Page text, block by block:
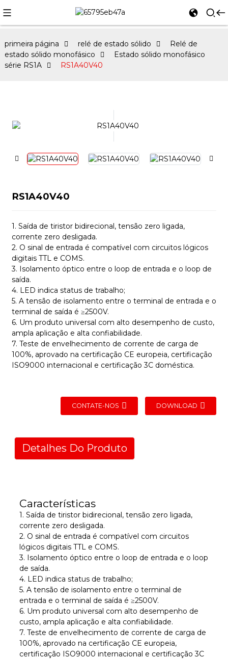
primeira página relé de estado sólido
Relé de
estado sólido monofásico
Estado sólido monofásico
série RS1A
RS1A40V40
RS1A40V40
1. Saída de tiristor bidirecional, tensão zero ligada,
corrente zero desligada.
2. O sinal de entrada é compatível com circuitos lógicos
digitais TTL e COMS.
3. Isolamento óptico entre o loop de entrada e o loop de
saída.
4. LED indica status de trabalho;
5. A tensão de isolamento entre o terminal de entrada e o
terminal de saída é ≥2500V.
6. Um produto universal com alto desempenho de custo,
ampla aplicação e alta confiabilidade.
7. Teste de envelhecimento de corrente de carga de
100%, aprovado na certificação CE europeia, certificação
ISO9000 internacional e certificação 3C doméstica.
CONTATE-NOS DOWNLOAD
Detalhes Do Produto
Características
1. Saída de tiristor bidirecional, tensão zero ligada,
corrente zero desligada.
2. O sinal de entrada é compatível com circuitos
lógicos digitais TTL e COMS.
3. Isolamento óptico entre o loop de entrada e o loop
de saída.
4. LED indica status de trabalho;
5. A tensão de isolamento entre o terminal de
entrada e o terminal de saída é ≥2500V.
6. Um produto universal com alto desempenho de
custo, ampla aplicação e alta confiabilidade.
7. Teste de envelhecimento de corrente de carga de
100%, aprovado na certificação CE europeia,
certificação ISO9000 internacional e certificação 3C